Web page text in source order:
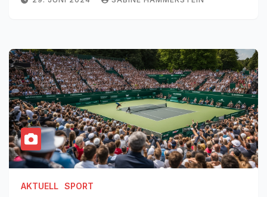
AKTUELL SPORT